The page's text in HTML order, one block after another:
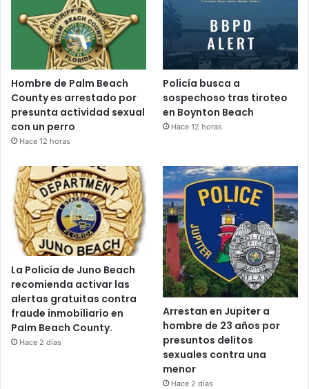
Hombre de Palm Beach
County es arrestado por
presunta actividad sexual
con un perro
Hace 12 horas
Policía busca a
sospechoso tras tiroteo
en Boynton Beach
Hace 12 horas
La Policía de Juno Beach
recomienda activar las
alertas gratuitas contra
fraude inmobiliario en
Palm Beach County.
Hace 2 días
Arrestan en Jupiter a
hombre de 23 años por
presuntos delitos
sexuales contra una
menor
Hace 2 días